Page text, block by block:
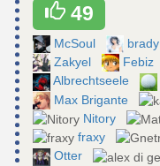
49
McSoul brady
Zakyel
Febiz
Albrechtseele
Max Brigante
Nitory
fraxy
Otter